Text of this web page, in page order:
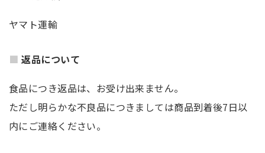
ヤマト運輸
返品について
食品につき返品は、お受け出来ません。
ただし明らかな不良品につきましては商品到着後7日以
内にご連絡ください。